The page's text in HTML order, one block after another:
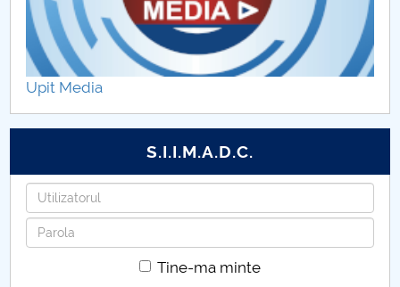
Contracte cercetare
Reviste
Conferinte Organizate de FECC
Upit Media
S.I.I.M.A.D.C.
Utilizatorul
Parola
Tine-ma minte